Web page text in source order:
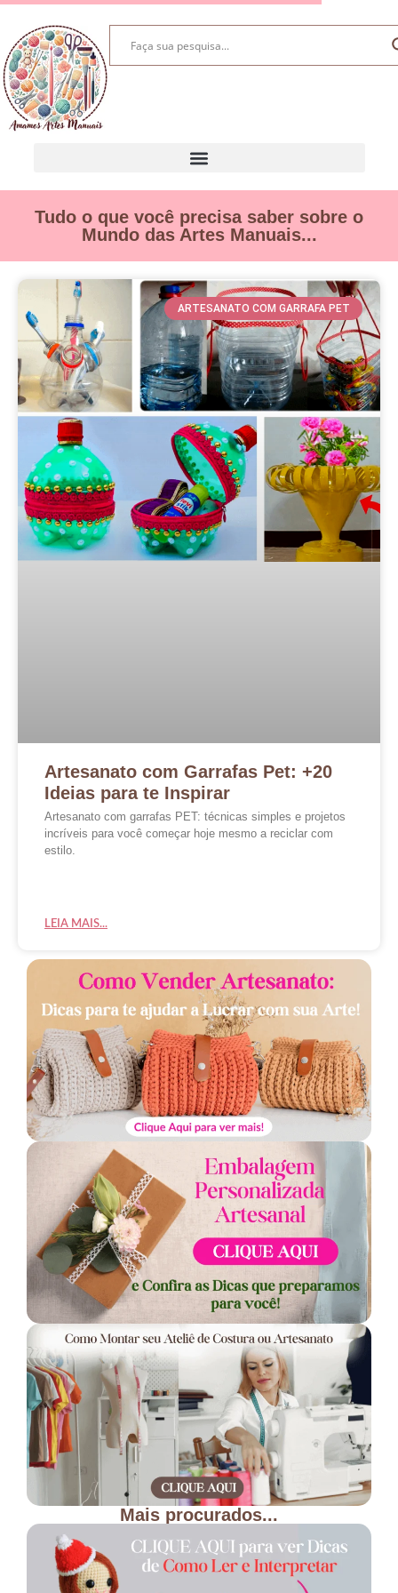
Tudo o que você precisa saber sobre o
Mundo das Artes Manuais...
ARTESANATO COM GARRAFA PET
Artesanato com Garrafas Pet: +20
Ideias para te Inspirar
Artesanato com garrafas PET: técnicas simples e projetos
incríveis para você começar hoje mesmo a reciclar com
estilo.
LEIA MAIS...
Mais procurados...